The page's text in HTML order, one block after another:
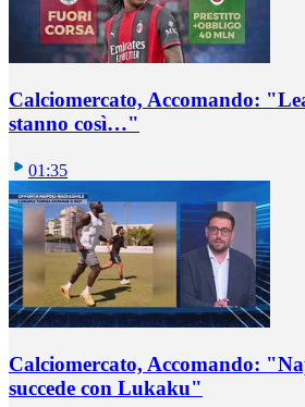
Calciomercato, Accomando:
stanno così…"
01:35
Calciomercato, Accomando:
succede con Lukaku"